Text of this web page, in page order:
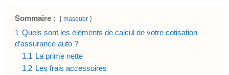
Sommaire : masquer
1 Quels sont les éléments de calcul de votre cotisation
d’assurance auto ?
1.1 La prime nette
1.2 Les frais accessoires